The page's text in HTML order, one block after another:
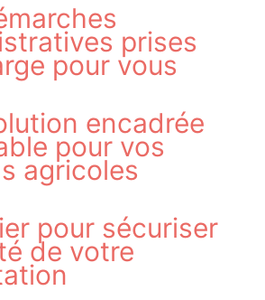
prises
pour vous
encadrée
pour vos
agricoles
pour sécuriser
de votre